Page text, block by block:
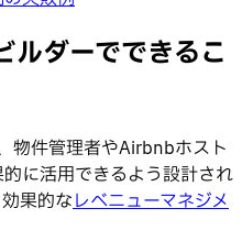
ダーでできるこ
物件管理者やAirbnbホスト
に活用できるよう設計され
果的なレベニューマネジメ